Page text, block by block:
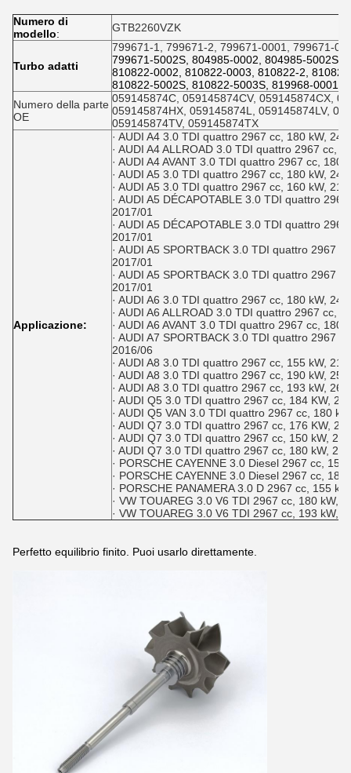
Numero di
modello: GTB2260VZK
Turbo adatti
799671-1, 799671-2, 799671-0001, 799671-
799671-5002S, 804985-0002, 804985-5002S,
810822-0002, 810822-0003, 810822-2,
810822-5002S, 810822-5003S, 819968-0001,
Numero della parte
OE
059145874C, 059145874CV, 059145874CX,
059145874HX, 059145874L, 059145874LV,
059145874TV, 059145874TX
Applicazione:
· AUDI A4 3.0 TDI quattro 2967 cc, 180 kW,
· AUDI A4 ALLROAD 3.0 TDI quattro 2967 cc,
· AUDI A4 AVANT 3.0 TDI quattro 2967 cc, 180
· AUDI A5 3.0 TDI quattro 2967 cc, 180 kW,
· AUDI A5 3.0 TDI quattro 2967 cc, 160 kW,
· AUDI A5 DÉCAPOTABLE 3.0 TDI quattro
2017/01
· AUDI A5 DÉCAPOTABLE 3.0 TDI quattro
2017/01
· AUDI A5 SPORTBACK 3.0 TDI quattro 2967
2017/01
· AUDI A5 SPORTBACK 3.0 TDI quattro 2967
2017/01
· AUDI A6 3.0 TDI quattro 2967 cc, 180 kW,
· AUDI A6 ALLROAD 3.0 TDI quattro 2967 cc,
· AUDI A6 AVANT 3.0 TDI quattro 2967 cc, 180
· AUDI A7 SPORTBACK 3.0 TDI quattro 2967
2016/06
· AUDI A8 3.0 TDI quattro 2967 cc, 155 kW,
· AUDI A8 3.0 TDI quattro 2967 cc, 190 kW,
· AUDI A8 3.0 TDI quattro 2967 cc, 193 kW,
· AUDI Q5 3.0 TDI quattro 2967 cc, 184 KW,
· AUDI Q5 VAN 3.0 TDI quattro 2967 cc, 180
· AUDI Q7 3.0 TDI quattro 2967 cc, 176 KW,
· AUDI Q7 3.0 TDI quattro 2967 cc, 150 kW,
· AUDI Q7 3.0 TDI quattro 2967 cc, 180 kW,
· PORSCHE CAYENNE 3.0 Diesel 2967 cc,
· PORSCHE CAYENNE 3.0 Diesel 2967 cc,
· PORSCHE PANAMERA 3.0 D 2967 cc, 155
· VW TOUAREG 3.0 V6 TDI 2967 cc, 180 kW,
· VW TOUAREG 3.0 V6 TDI 2967 cc, 193 kW,
Perfetto equilibrio finito. Puoi usarlo direttamente.